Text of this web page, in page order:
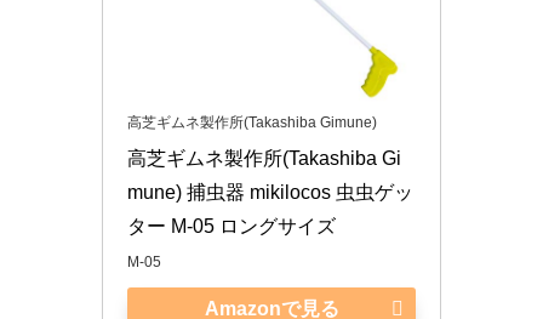
高芝ギムネ製作所(Takashiba Gimune)
高芝ギムネ製作所(Takashiba Gi
mune) 捕虫器 mikilocos 虫虫ゲッ
ター M-05 ロングサイズ
M-05
Amazonで見る